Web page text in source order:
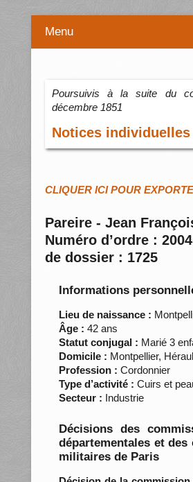
Menu
Poursuivis à la suite du
décembre 1851
Notices individuelles
CLIQUER ICI POUR
Pareire - Jean
Numéro d’ordre :
de dossier : 1725
Informations
Lieu de naissance :
Âge : 42 ans
Statut conjugal : Marié 3
Domicile : Montpellier,
Profession : Cordonnier
Type d’activité : Cuirs et
Secteur : Industrie
Décisions des
départementales et
militaires de Paris